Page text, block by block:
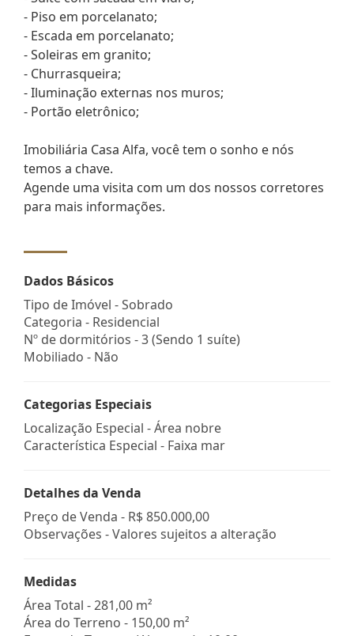
- Piso em porcelanato;
- Escada em porcelanato;
- Soleiras em granito;
- Churrasqueira;
- Iluminação externas nos muros;
- Portão eletrônico;
Imobiliária Casa Alfa, você tem o sonho e nós
temos a chave.
Agende uma visita com um dos nossos corretores
para mais informações.
Dados Básicos
Tipo de Imóvel - Sobrado
Categoria - Residencial
Nº de dormitórios - 3 (Sendo 1 suíte)
Mobiliado - Não
Categorias Especiais
Localização Especial - Área nobre
Característica Especial - Faixa mar
Detalhes da Venda
Preço de Venda - R$ 850.000,00
Observações - Valores sujeitos a alteração
Medidas
Área Total - 281,00 m²
Área do Terreno - 150,00 m²